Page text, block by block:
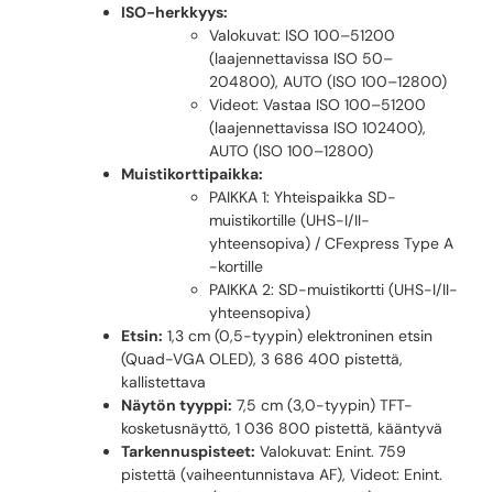
ISO-herkkyys:
Valokuvat: ISO 100–51200
(laajennettavissa ISO 50–
204800), AUTO (ISO 100–12800)
Videot: Vastaa ISO 100–51200
(laajennettavissa ISO 102400),
AUTO (ISO 100–12800)
Muistikorttipaikka:
PAIKKA 1: Yhteispaikka SD-
muistikortille (UHS-I/II-
yhteensopiva) / CFexpress Type A
-kortille
PAIKKA 2: SD-muistikortti (UHS-I/II-
yhteensopiva)
Etsin: 1,3 cm (0,5-tyypin) elektroninen etsin
(Quad-VGA OLED), 3 686 400 pistettä,
kallistettava
Näytön tyyppi: 7,5 cm (3,0-tyypin) TFT-
kosketusnäyttö, 1 036 800 pistettä, kääntyvä
Tarkennuspisteet: Valokuvat: Enint. 759
pistettä (vaiheentunnistava AF), Videot: Enint.